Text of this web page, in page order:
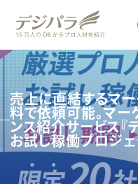
売上に直結するマ
料で依頼可能。マー
ンス紹介サービス『
お試し稼働プロジェ